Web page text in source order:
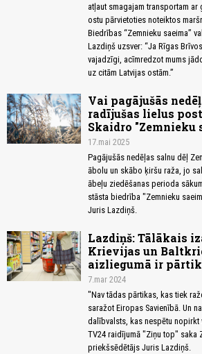
atļaut smagajam transportam
ostu pārvietoties noteiktos
Biedrības “Zemnieku saeima”
Lazdiņš uzsver: “Ja Rīgas
vajadzīgi, acīmredzot mums
uz citām Latvijas ostām.”
Vai pagājušās
radījušas lielus
Skaidro "Zemnieku
17.mai 2025
Pagājušās nedēļas salnu dēļ
ābolu un skābo ķiršu raža, jo
ābeļu ziedēšanas perioda
stāsta biedrība "Zemnieku
Juris Lazdiņš.
Lazdiņš: Tālākais
Krievijas un
aizliegumā ir
7.mar 2024
"Nav tādas pārtikas, kas tiek
saražot Eiropas Savienībā. Un
dalībvalsts, kas nespētu
TV24 raidījumā "Ziņu top" saka
priekšsēdētājs Juris Lazdiņš.